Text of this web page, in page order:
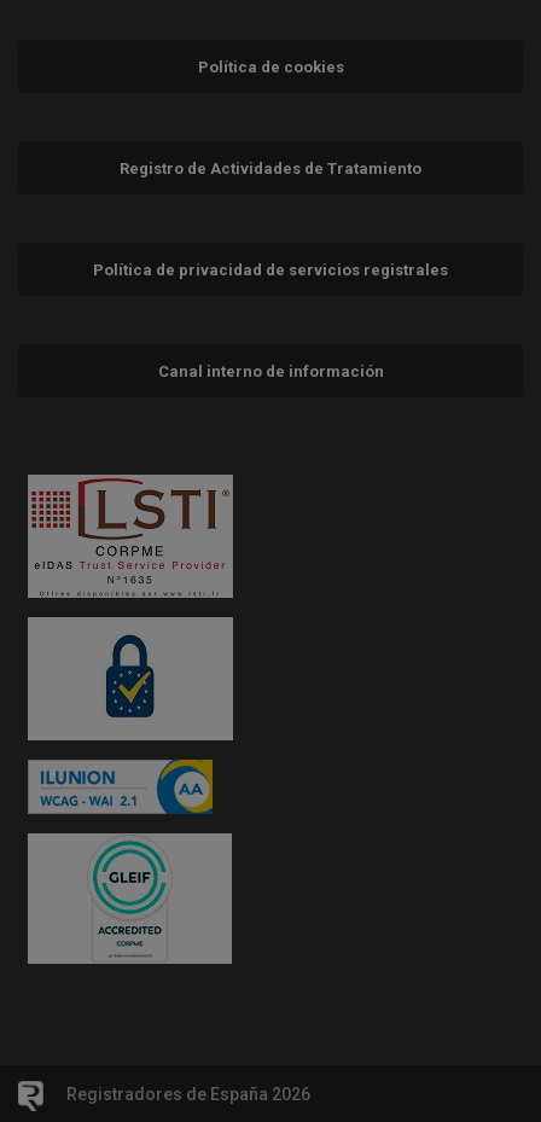
Política de cookies
Registro de Actividades de Tratamiento
Política de privacidad de servicios registrales
Canal interno de información
Registradores de España 2026